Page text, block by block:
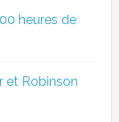
heures de
et Robinson